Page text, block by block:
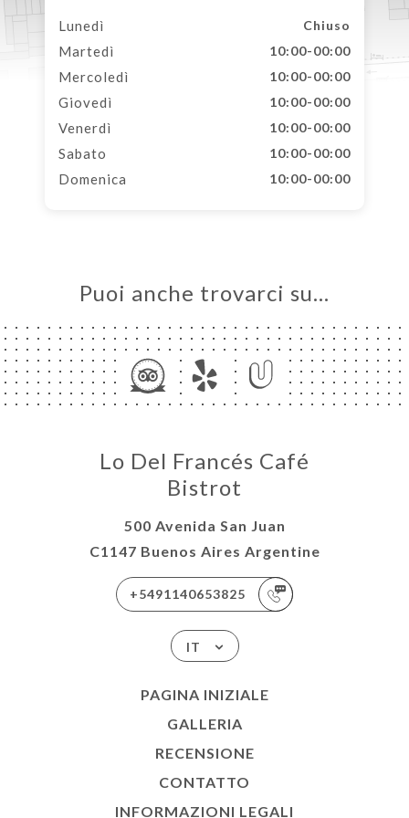
Lunedì Chiuso
Martedì 10:00-00:00
Mercoledì 10:00-00:00
Giovedì 10:00-00:00
Venerdì 10:00-00:00
Sabato 10:00-00:00
Domenica 10:00-00:00
Puoi anche trovarci su…
Lo Del Francés Café
Bistrot
500 Avenida San Juan
C1147 Buenos Aires Argentine
+5491140653825
IT
PAGINA INIZIALE
GALLERIA
RECENSIONE
CONTATTO
INFORMAZIONI LEGALI